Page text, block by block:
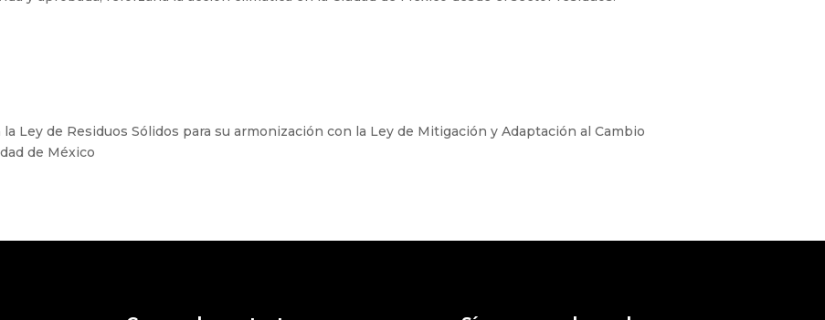
Ley de Residuos Sólidos para su armonización con la Ley de Mitigación y Adaptación al Cambio
de México